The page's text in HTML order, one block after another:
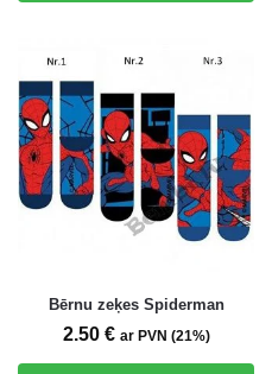
Bērnu zeķes Spiderman
2.50 € ar PVN (21%)